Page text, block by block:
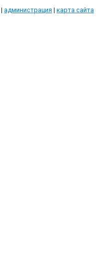
| администрация | карта сайта